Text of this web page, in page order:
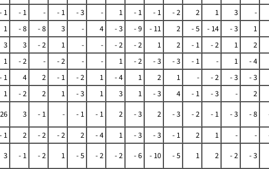
- 1 - 1 - - 1 - 3 - 1 - 1 - 1 - 2 2 1 3
-
1 - 8 - 8 3 - 4 - 3 - 9 - 11 2 - 5 - 14 - 3
1
3 3 - 2 1 - - - 2 - 2 1 2 - 1 - 2 1
2
1 - 2 - - 2 - - 1 - 2 - 3 - 3 - 1 - 1
- 4
- 1 4 2 - 1 - 2 1 - 4 1 2 1 - - 2 - 3
- 3
1 - 2 2 1 - 3 1 3 1 - 3 4 - 1 - 3 -
2
26 3 - 1 - - 1 - 1 2 - 3 2 - 3 - 2 - 1 - 3 - 8
- 1 2 - 2 - 2 2 - 4 1 - 3 - 3 - 1 2 1 - -
3 - 1 - 2 1 - 5 - 2 - 2 - 6 - 10 - 5 1 2 - 2
- 3